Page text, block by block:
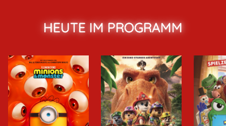
HEUTE IM PROGRAMM